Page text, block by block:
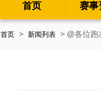
首页 赛事
首页 > 新闻列表 > @各位